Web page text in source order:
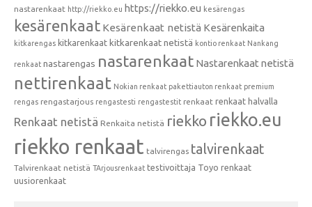
nastarenkaat http://riekko.eu https://riekko.eu kesärengas
kesärenkaat Kesärenkaat netistä Kesärenkaita
kitkarengas kitkarenkaat kitkarenkaat netistä kontio renkaat Nankang
renkaat nastarengas nastarenkaat Nastarenkaat netistä
nettirenkaat Nokian renkaat pakettiauton renkaat premium
rengas rengastarjous rengastesti rengastestit renkaat renkaat halvalla
Renkaat netistä Renkaita netistä riekko riekko.eu
riekko renkaat talvirengas talvirenkaat
Talvirenkaat netistä TArjousrenkaat testivoittaja Toyo renkaat
uusiorenkaat